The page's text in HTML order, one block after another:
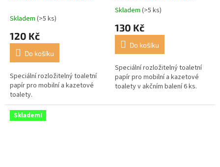
Skladem (>5 ks)
120 Kč
Do košíku
Speciální rozložitelný toaletní
papír pro mobilní a kazetové
toalety.
balení 6 ks
Průměrné
produktu
4,7
5
hvězdiček.
Skladem (>5 ks)
130 Kč
Do košíku
Speciální rozložitelný toaletní
papír pro mobilní a kazetové
toalety v akčním balení 6 ks.
Skladem!